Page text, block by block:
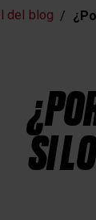
del blog
SI